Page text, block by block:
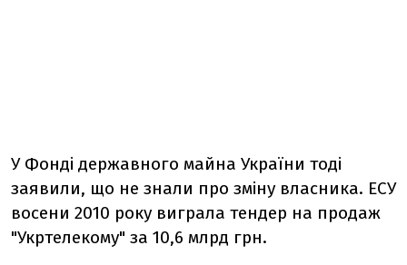
У Фонді державного майна України тоді
заявили, що не знали про зміну власника. ЕСУ
восени 2010 року виграла тендер на продаж
"Укртелекому" за 10,6 млрд грн.